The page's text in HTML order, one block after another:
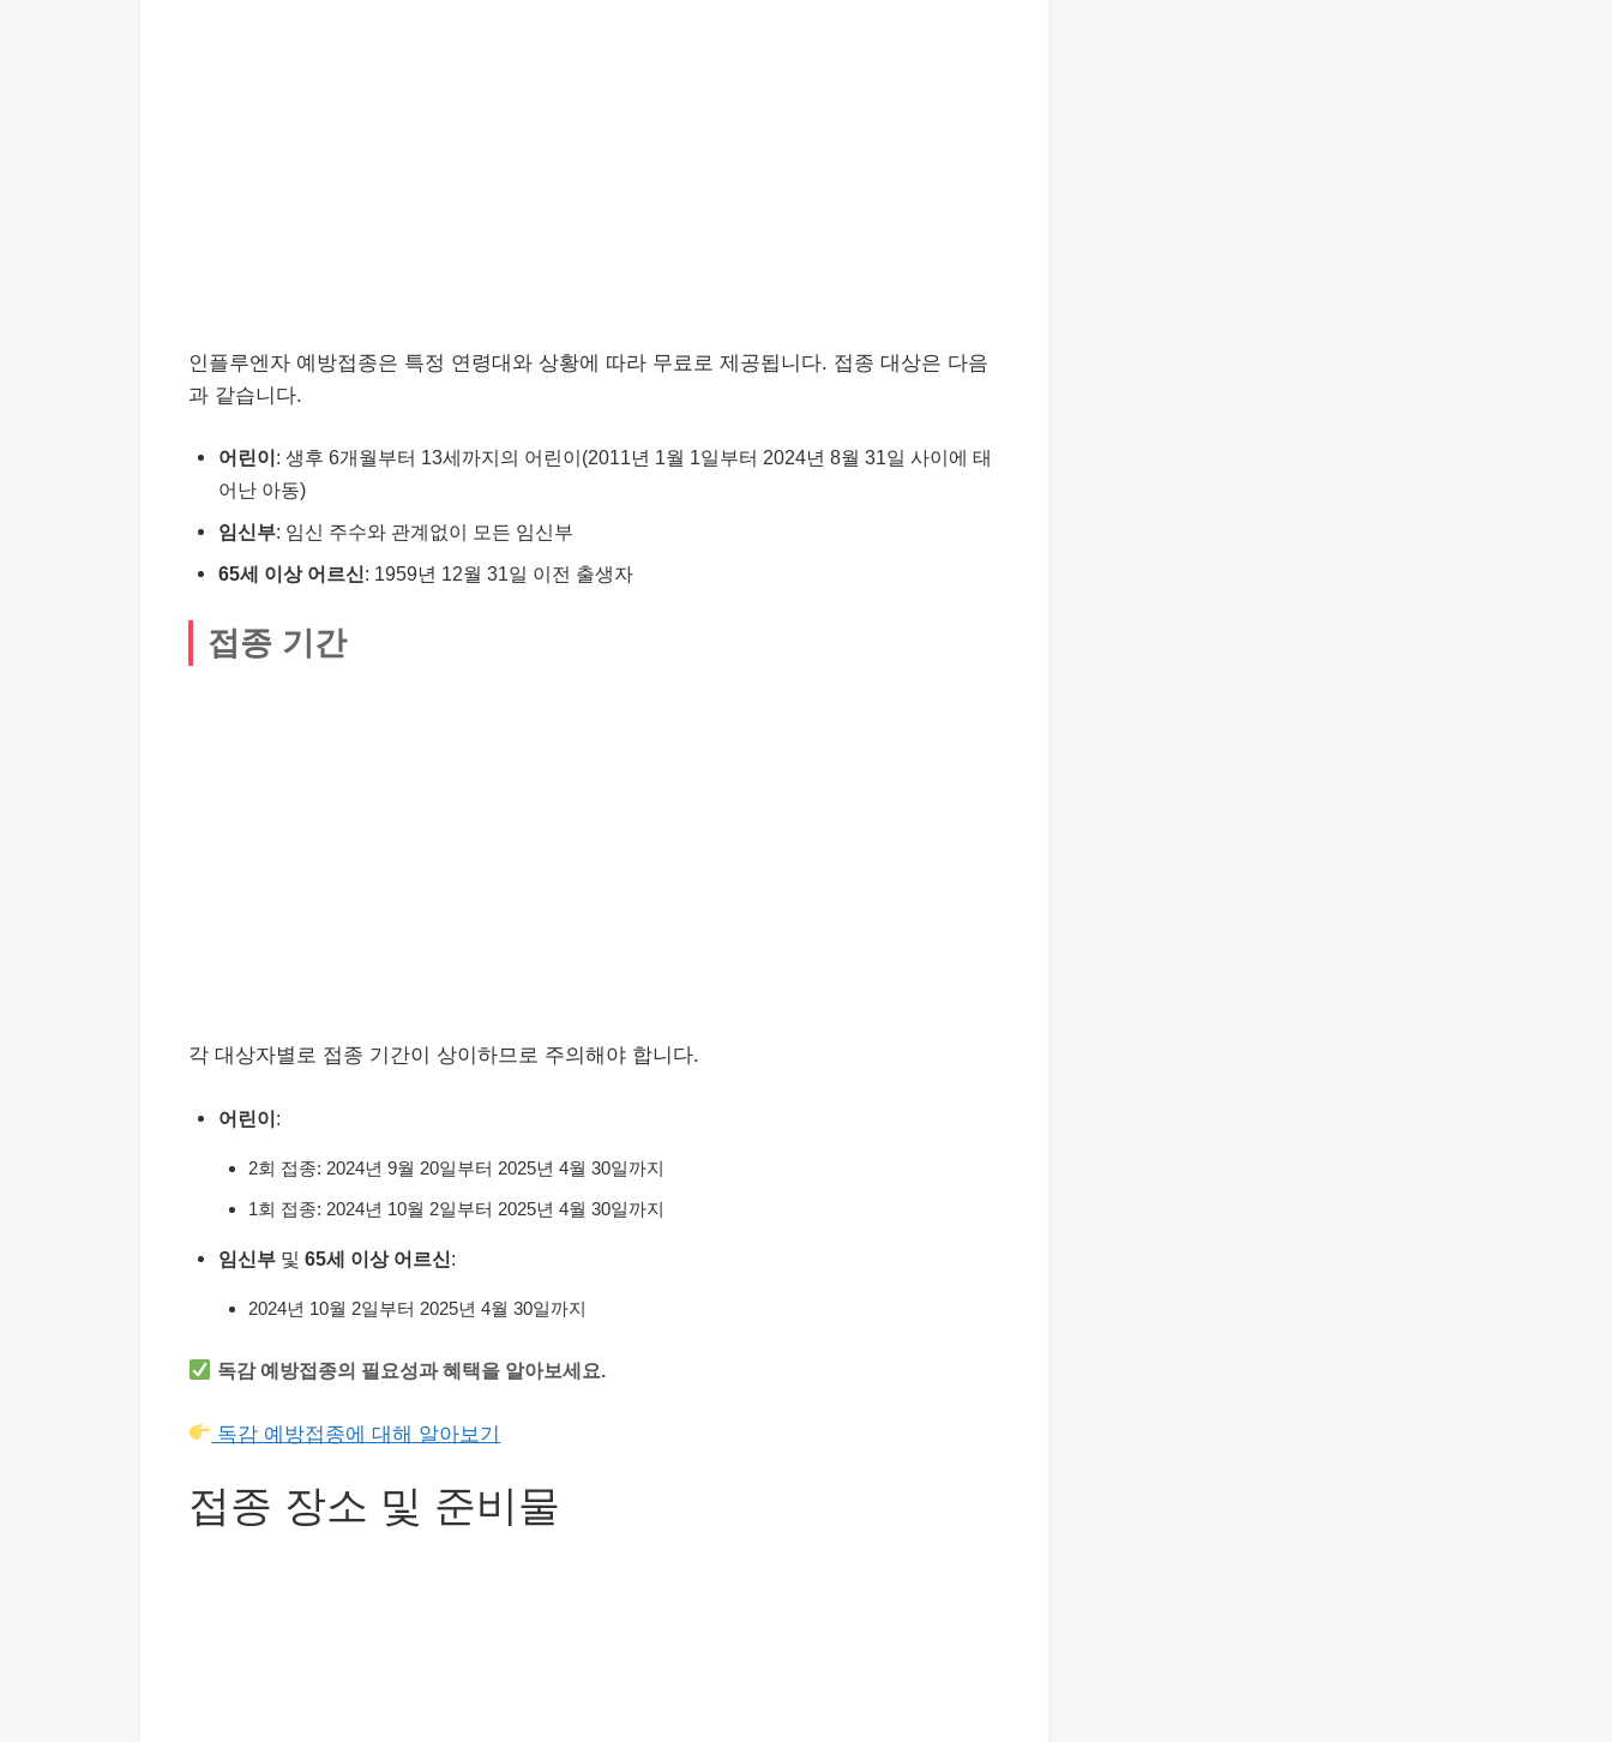
인플루엔자 예방접종은 특정 연령대와 상황에 따라 무료로 제공됩니다. 접종 대상은 다음
과 같습니다.
어린이: 생후 6개월부터 13세까지의 어린이(2011년 1월 1일부터 2024년 8월 31일 사이에 태
어난 아동)
임신부: 임신 주수와 관계없이 모든 임신부
65세 이상 어르신: 1959년 12월 31일 이전 출생자
접종 기간
각 대상자별로 접종 기간이 상이하므로 주의해야 합니다.
어린이:
2회 접종: 2024년 9월 20일부터 2025년 4월 30일까지
1회 접종: 2024년 10월 2일부터 2025년 4월 30일까지
임신부 및 65세 이상 어르신:
2024년 10월 2일부터 2025년 4월 30일까지
독감 예방접종의 필요성과 혜택을 알아보세요.
독감 예방접종에 대해 알아보기
접종 장소 및 준비물